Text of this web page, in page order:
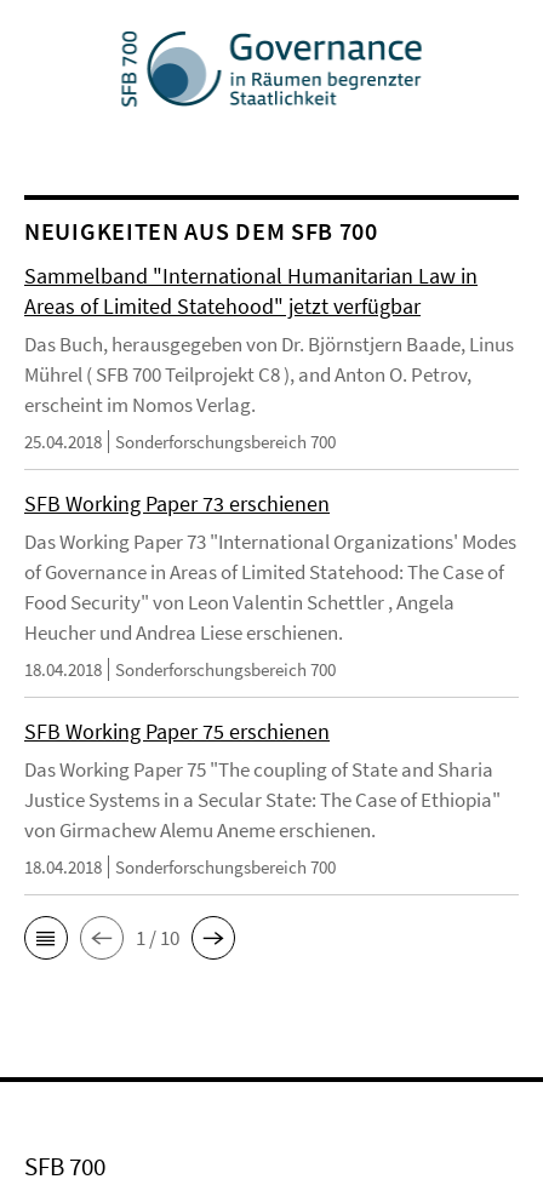
NEUIGKEITEN AUS DEM SFB 700
Sammelband "International Humanitarian Law in
Areas of Limited Statehood" jetzt verfügbar
Das Buch, herausgegeben von Dr. Björnstjern Baade, Linus
Mührel ( SFB 700 Teilprojekt C8 ), and Anton O. Petrov,
erscheint im Nomos Verlag.
25.04.2018 Sonderforschungsbereich 700
SFB Working Paper 73 erschienen
Das Working Paper 73 "International Organizations' Modes
of Governance in Areas of Limited Statehood: The Case of
Food Security" von Leon Valentin Schettler , Angela
Heucher und Andrea Liese erschienen.
18.04.2018 Sonderforschungsbereich 700
SFB Working Paper 75 erschienen
Das Working Paper 75 "The coupling of State and Sharia
Justice Systems in a Secular State: The Case of Ethiopia"
von Girmachew Alemu Aneme erschienen.
18.04.2018 Sonderforschungsbereich 700
1 / 10
SFB 700